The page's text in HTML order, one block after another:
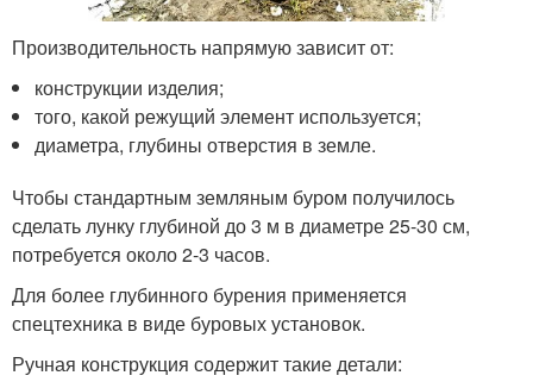
Производительность напрямую зависит от:
конструкции изделия;
того, какой режущий элемент используется;
диаметра, глубины отверстия в земле.
Чтобы стандартным земляным буром получилось
сделать лунку глубиной до 3 м в диаметре 25-30 см,
потребуется около 2-3 часов.
Для более глубинного бурения применяется
спецтехника в виде буровых установок.
Ручная конструкция содержит такие детали: